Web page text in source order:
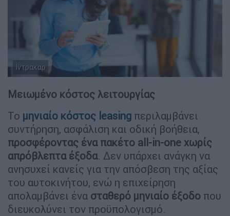
Ιντρακαρ
Μειωμένο κόστος λειτουργίας
Το μηνιαίο κόστος leasing περιλαμβάνει
συντήρηση, ασφάλιση και οδική βοήθεια,
προσφέροντας ένα πακέτο all-in-one χωρίς
απρόβλεπτα έξοδα. Δεν υπάρχει ανάγκη να
ανησυχεί κανείς για την απόσβεση της αξίας
του αυτοκινήτου, ενώ η επιχείρηση
απολαμβάνει ένα σταθερό μηνιαίο έξοδο που
διευκολύνει τον προϋπολογισμό.